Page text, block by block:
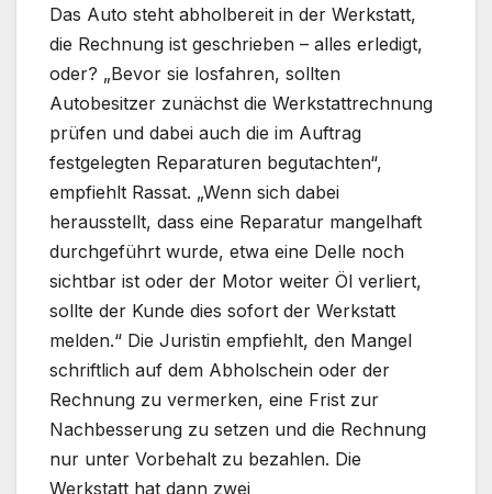
Das Auto steht abholbereit in der Werkstatt,
die Rechnung ist geschrieben – alles erledigt,
oder? „Bevor sie losfahren, sollten
Autobesitzer zunächst die Werkstattrechnung
prüfen und dabei auch die im Auftrag
festgelegten Reparaturen begutachten“,
empfiehlt Rassat. „Wenn sich dabei
herausstellt, dass eine Reparatur mangelhaft
durchgeführt wurde, etwa eine Delle noch
sichtbar ist oder der Motor weiter Öl verliert,
sollte der Kunde dies sofort der Werkstatt
melden.“ Die Juristin empfiehlt, den Mangel
schriftlich auf dem Abholschein oder der
Rechnung zu vermerken, eine Frist zur
Nachbesserung zu setzen und die Rechnung
nur unter Vorbehalt zu bezahlen. Die
Werkstatt hat dann zwei